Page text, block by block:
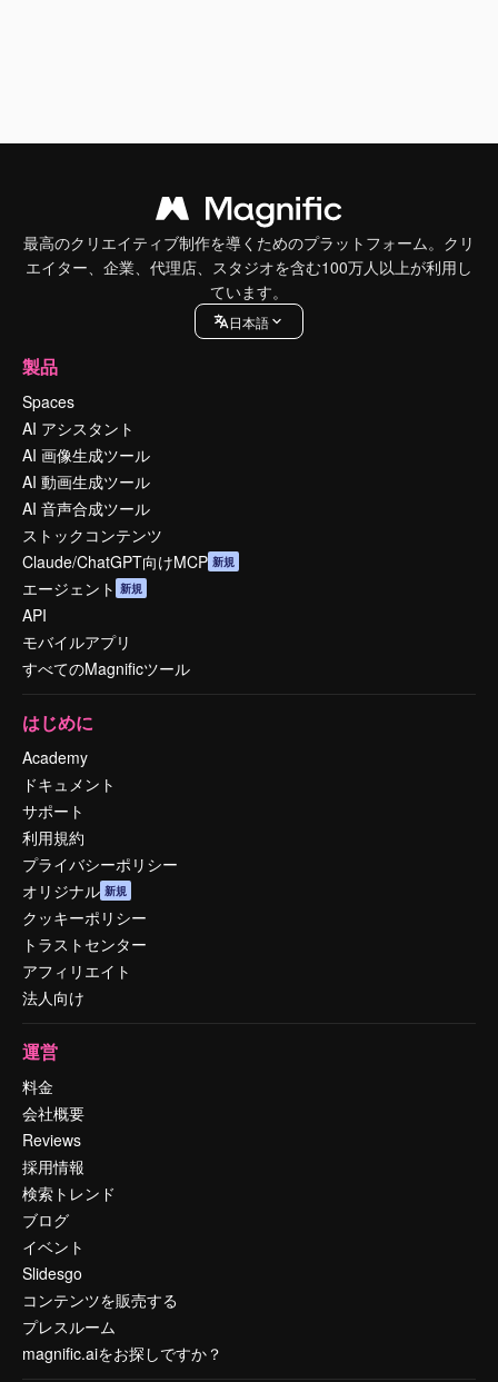
最高のクリエイティブ制作を導くためのプラットフォーム。クリ
エイター、企業、代理店、スタジオを含む100万人以上が利用し
ています。
日本語
製品
Spaces
AI アシスタント
AI 画像生成ツール
AI 動画生成ツール
AI 音声合成ツール
ストックコンテンツ
Claude/ChatGPT向けMCP 新規
エージェント 新規
API
モバイルアプリ
すべてのMagnificツール
はじめに
Academy
ドキュメント
サポート
利用規約
プライバシーポリシー
オリジナル 新規
クッキーポリシー
トラストセンター
アフィリエイト
法人向け
運営
料金
会社概要
Reviews
採用情報
検索トレンド
ブログ
イベント
Slidesgo
コンテンツを販売する
プレスルーム
magnific.aiをお探しですか？